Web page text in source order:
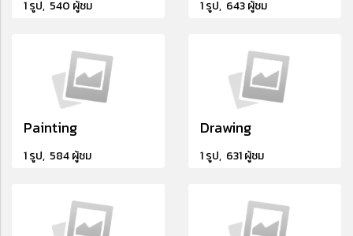
1 รูป, 540 ผู้ชม 1 รูป, 643 ผู้ชม
Painting
1 รูป, 584 ผู้ชม
Drawing
1 รูป, 631 ผู้ชม